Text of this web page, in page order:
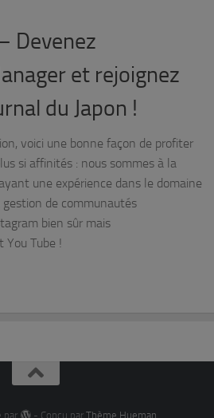
Devenez
et rejoignez
du Japon !
voici une bonne façon de profiter
si affinités : nous sommes à la
une expérience dans le domaine
gestion de communautés
bien sûr mais
You Tube !
par - Conçu par Thème Hueman